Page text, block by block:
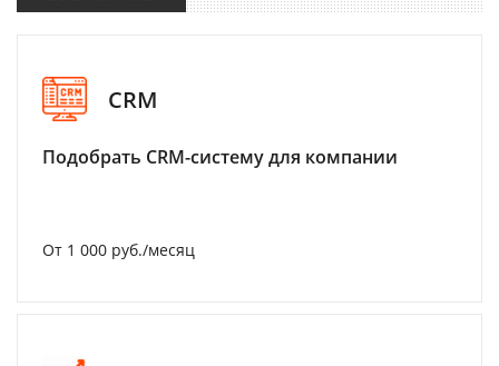
CRM
Подобрать CRM-систему для компании
От 1 000 руб./месяц